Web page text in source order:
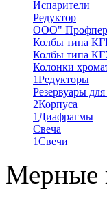
Испарители
Редуктор
ООО"
Колбы типа
Колбы типа
Колонки
1Редукторы
Резервуары
2Корпуса
1 Диафрагмы
Свеча
1Свечи
Мерные